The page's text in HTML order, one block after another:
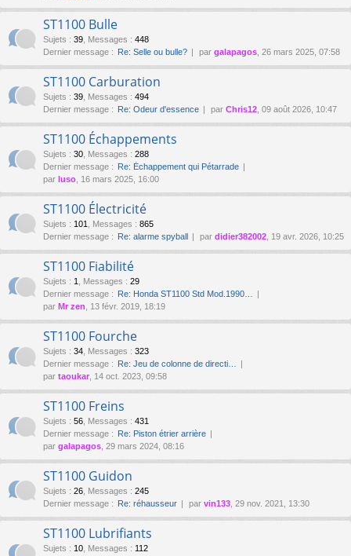
ST1100 Bulle
Sujets : 39 Messages : 448
Dernier message : Re: Selle ou bulle? par galapagos , 26 mars 2025, 07:58
ST1100 Carburation
Sujets : 39 Messages : 494
Dernier message : Re: Odeur d'essence par Chris12 , 09 août 2026, 10:47
ST1100 Échappements
Sujets : 30 Messages : 288
Dernier message : Re: Échappement qui Pétarrade
par luso , 16 mars 2025, 16:00
ST1100 Électricité
Sujets : 101 Messages : 865
Dernier message : Re: alarme spyball par didier382002 , 19 avr. 2026, 10:25
ST1100 Fiabilité
Sujets : 1 Messages : 29
Dernier message : Re: Honda ST1100 Std Mod.1990…
par Mr zen , 13 févr. 2019, 18:19
ST1100 Fourche
Sujets : 34 Messages : 323
Dernier message : Re: Jeu de colonne de directi…
par taoukar , 14 oct. 2023, 09:58
ST1100 Freins
Sujets : 56 Messages : 431
Dernier message : Re: Piston étrier arrière
par galapagos , 29 mars 2024, 08:16
ST1100 Guidon
Sujets : 26 Messages : 245
Dernier message : Re: réhausseur par vin133 , 29 nov. 2021, 13:30
ST1100 Lubrifiants
Sujets : 10 Messages : 112